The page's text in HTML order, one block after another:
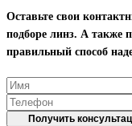
Оставьте свои
подборе линз. А также
правильный способ
Получить